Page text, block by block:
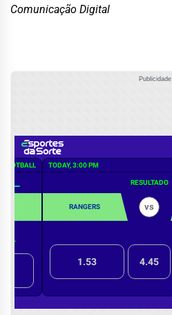
Comunicação Digital
Publicidade